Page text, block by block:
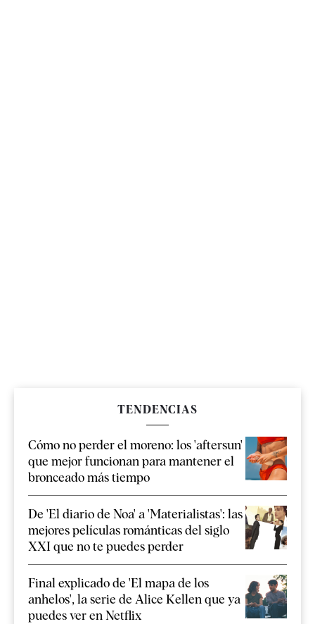
TENDENCIAS
Cómo no perder el moreno: los 'aftersun'
que mejor funcionan para mantener el
bronceado más tiempo
De 'El diario de Noa' a 'Materialistas': las
mejores películas románticas del siglo
XXI que no te puedes perder
Final explicado de 'El mapa de los
anhelos', la serie de Alice Kellen que ya
puedes ver en Netflix